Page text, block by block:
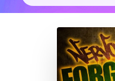
初回30日間無料お試し